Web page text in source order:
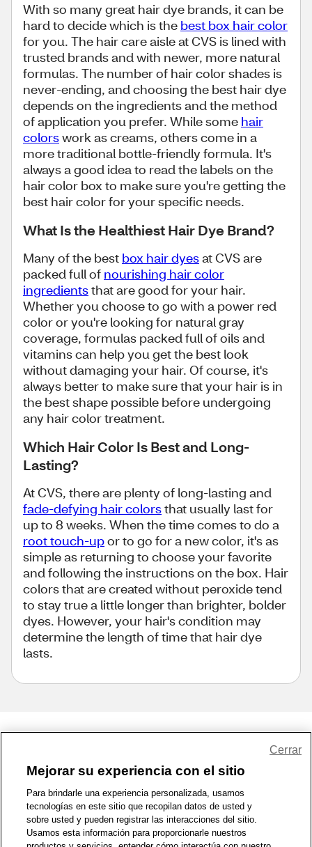
With so many great hair dye brands, it can be
hard to decide which is the best box hair color
for you. The hair care aisle at CVS is lined with
trusted brands and with newer, more natural
formulas. The number of hair color shades is
never-ending, and choosing the best hair dye
depends on the ingredients and the method
of application you prefer. While some hair
colorswork as creams, others come in a
more traditional bottle-friendly formula. It's
always a good idea to read the labels on the
hair color box to make sure you're getting the
best hair color for your specific needs.
What Is the Healthiest Hair Dye Brand?
Many of the best box hair dyesat CVS are
packed full of nourishing hair color
ingredientsthat are good for your hair.
Whether you choose to go with a power red
color or you're looking for natural gray
coverage, formulas packed full of oils and
vitamins can help you get the best look
without damaging your hair. Of course, it's
always better to make sure that your hair is in
the best shape possible before undergoing
any hair color treatment.
Which Hair Color Is Best and Long-
Lasting?
At CVS, there are plenty of long-lasting and
fade-defying hair colorsthat usually last for
up to 8 weeks. When the time comes to do a
root touch-upor to go for a new color, it's as
simple as returning to choose your favorite
and following the instructions on the box. Hair
colors that are created without peroxide tend
to stay true a little longer than brighter, bolder
dyes. However, your hair's condition may
determine the length of time that hair dye
lasts.
1-800-679-9691 | Contáctenos | Términos de Uso | Accesibilidad
Política de Privacidad | WA Privacy Policy | Mapa del sitio
Zona de Bienestar | © 1999 - 2026 CVS.com
Mejorar su experiencia con el sitio
Para brindarle una experiencia personalizada, usamos
tecnologías en este sitio que recopilan datos de usted y
sobre usted y pueden registrar las interacciones del sitio.
Usamos esta información para proporcionarle nuestros
Cerrar